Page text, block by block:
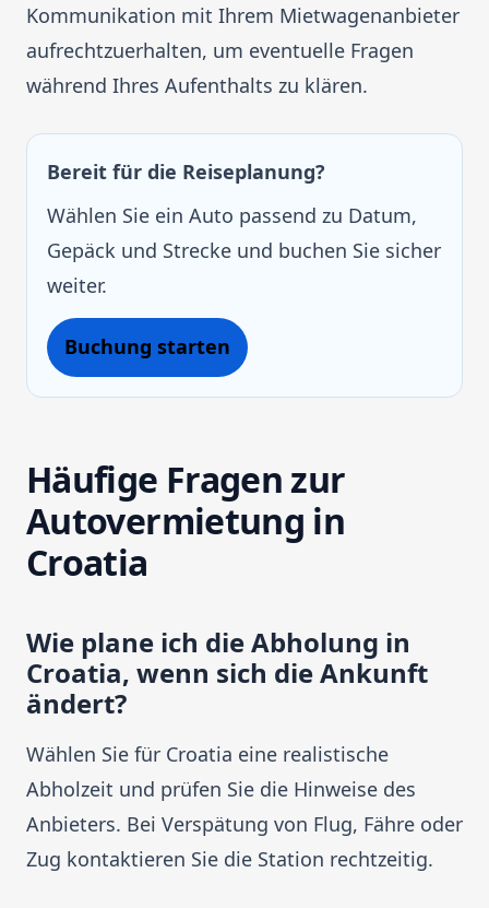
Kommunikation mit Ihrem Mietwagenanbieter
aufrechtzuerhalten, um eventuelle Fragen
während Ihres Aufenthalts zu klären.
Bereit für die Reiseplanung?
Wählen Sie ein Auto passend zu Datum,
Gepäck und Strecke und buchen Sie sicher
weiter.
Buchung starten
Häufige Fragen zur
Autovermietung in
Croatia
Wie plane ich die Abholung in
Croatia, wenn sich die Ankunft
ändert?
Wählen Sie für Croatia eine realistische
Abholzeit und prüfen Sie die Hinweise des
Anbieters. Bei Verspätung von Flug, Fähre oder
Zug kontaktieren Sie die Station rechtzeitig.